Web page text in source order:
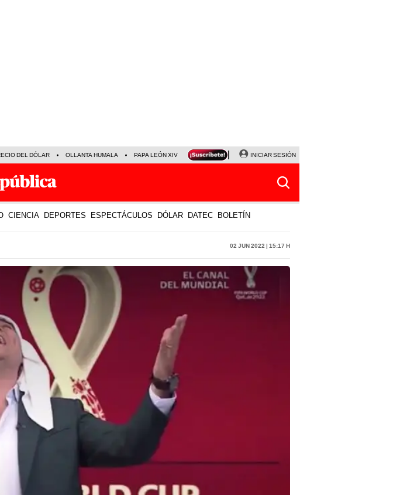
DEL DÓLAR OLLANTA HUMALA PAPA LEÓN XIV NALDY SALDAÑA LA BELLA LUZ
INICIAR SESIÓN
CIENCIA DEPORTES ESPECTÁCULOS DÓLAR DATEC BOLETÍN
02 Jun 2022 | 15:17 h